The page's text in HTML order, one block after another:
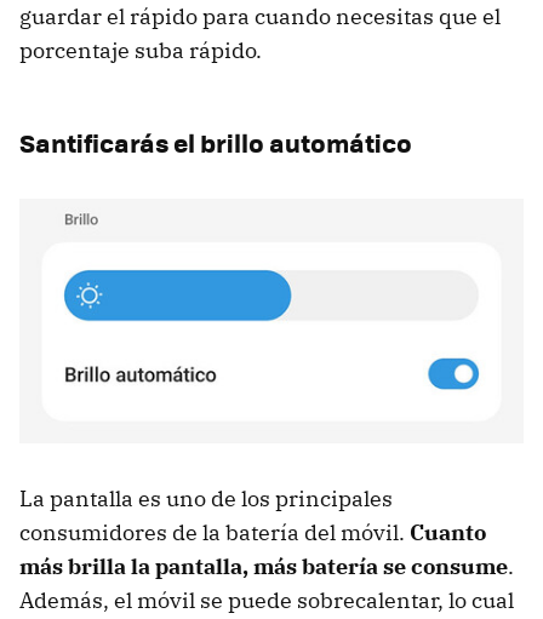
guardar el rápido para cuando necesitas que el
porcentaje suba rápido.
Santificarás el brillo automático
La pantalla es uno de los principales
consumidores de la batería del móvil. Cuanto
más brilla la pantalla, más batería se consume.
Además, el móvil se puede sobrecalentar, lo cual